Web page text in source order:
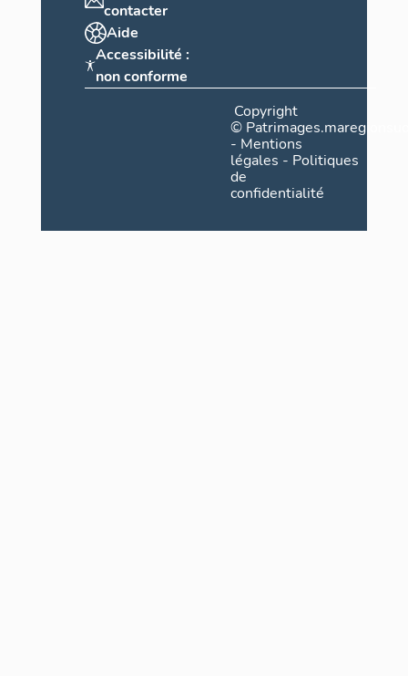
contacter
Aide
Accessibilité :
non conforme
Copyright
©
- Mentions
légales - Politiques
de
confidentialité